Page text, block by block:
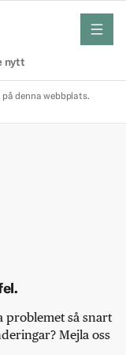
nytt
meny
denna webbplats.
problemet så snart
Mejla oss